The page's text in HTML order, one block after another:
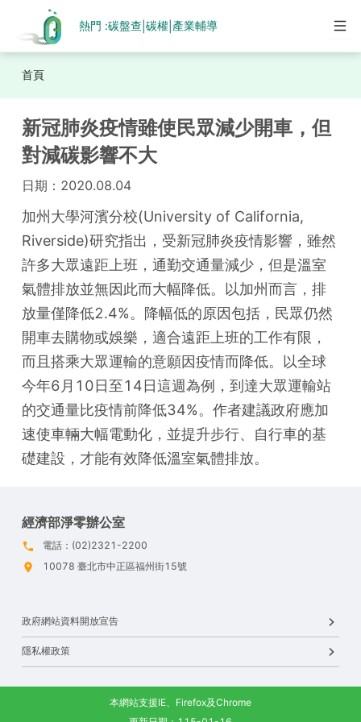
熱門 :碳盤查 碳權| 產業輔導
首頁
新冠肺炎疫情雖使民眾減少開車，但
對減碳影響不大
日期： 2020.08.04
加州大學河濱分校(University of California,
Riverside)研究指出，受新冠肺炎疫情影響，雖然
許多大眾遠距上班，通勤交通量減少，但是溫室
氣體排放並無因此而大幅降低。以加州而言，排
放量僅降低2.4%。降幅低的原因包括，民眾仍然
開車去購物或娛樂，適合遠距上班的工作有限，
而且搭乘大眾運輸的意願因疫情而降低。以全球
今年6月10日至14日這週為例，到達大眾運輸站
的交通量比疫情前降低34%。作者建議政府應加
速使車輛大幅電動化，並提升步行、自行車的基
礎建設，才能有效降低溫室氣體排放。
經濟部淨零辦公室
電話：(02)2321-2200
10078 臺北市中正區福州街15號
政府網站資料開放宣告
隱私權政策
本網站支援IE、Firefox及Chrome